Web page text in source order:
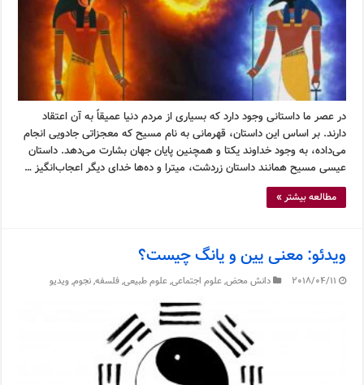
در عصر ما داستانی وجود دارد که بسیاری از مردم دنیا عمیقاً به آن اعتقاد
دارند. بر اساس این داستان، قهرمانی به نام مسیح که معجزاتی جادویی انجام
می‌داده، به وجود خداوند یکتا و همچنین پایان جهان بشارت می‌دهد. داستان
عیسی مسیح همانند داستان زردشت، میترا و ده‌ها خدای دیگر اعجاب‌انگیز …
مطالعه بیشتر »
ویدئو: معنی یین و یانگ چیست؟
2018/04/11 دانش محض,علوم اجتماعی,علوم طبیعی,فلسفه,نجوم,ویدیو